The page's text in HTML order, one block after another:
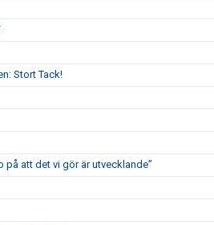
Stort Tack!
på att det vi gör är utvecklande”